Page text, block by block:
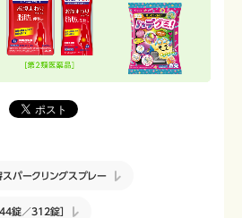
パークリングスプレー
錠／312錠］